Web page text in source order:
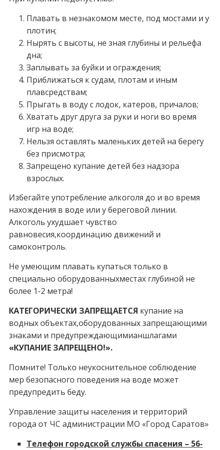
Плавать в незнакомом месте, под мостами и у
плотин;
Нырять с высоты, не зная глубины и рельефа
дна;
Заплывать за буйки и ограждения;
Приближаться к судам, плотам и иным
плавсредствам;
Прыгать в воду с лодок, катеров, причалов;
Хватать друг друга за руки и ноги во время
игр на воде;
Нельзя оставлять маленьких детей на берегу
без присмотра;
Запрещено купание детей без надзора
взрослых.
Избегайте употребление алкоголя до и во время
нахождения в воде или у береговой линии.
Алкоголь ухудшает чувство
равновесия,координацию движений и
самоконтроль.
Не умеющим плавать купаться только в
специально оборудованныхместах глубиной не
более 1-2 метра!
КАТЕГОРИЧЕСКИ ЗАПРЕЩАЕТСЯ купание на
водных объектах,оборудованных запрещающими
знаками и предупреждающимианшлагами
«КУПАНИЕ ЗАПРЕЩЕНО!».
Помните! Только неукоснительное соблюдение
мер безопасного поведения на воде может
предупредить беду.
Управление защиты населения и территорий
города от ЧС администрации МО «Город Саратов»
Телефон городской службы спасения – 56-